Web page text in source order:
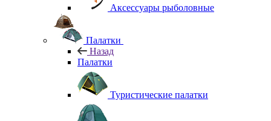
Аксессуары рыболовные
Палатки
Назад
Палатки
Туристические палатки